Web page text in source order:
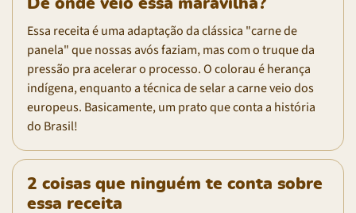
De onde veio essa maravilha?
Essa receita é uma adaptação da clássica "carne de
panela" que nossas avós faziam, mas com o truque da
pressão pra acelerar o processo. O colorau é herança
indígena, enquanto a técnica de selar a carne veio dos
europeus. Basicamente, um prato que conta a história
do Brasil!
2 coisas que ninguém te conta sobre
essa receita